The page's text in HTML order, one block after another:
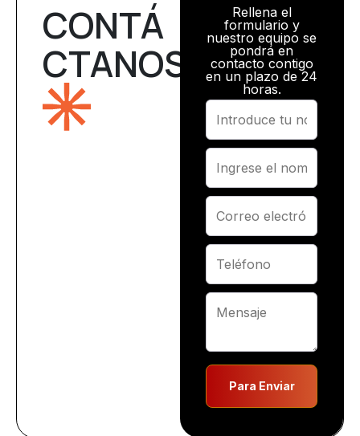
CONTÁ
CTANOS
Rellena el
formulario y
nuestro equipo se
pondrá en
contacto contigo
en un plazo de 24
horas.
Para Enviar